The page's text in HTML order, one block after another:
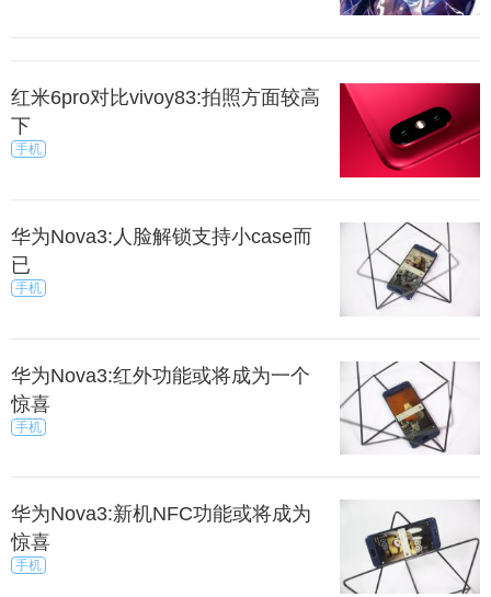
红米6pro对比vivoy83:拍照方面较高
下
手机
华为Nova3:人脸解锁支持小case而
已
手机
华为Nova3:红外功能或将成为一个
惊喜
手机
华为Nova3:新机NFC功能或将成为
惊喜
手机